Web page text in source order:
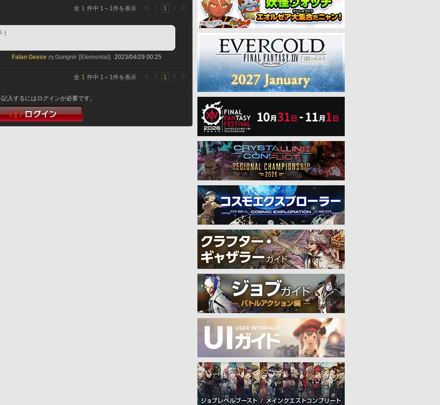
全 1 件中 1 ～ 1件を表示 1
Falan Geese Gungnir [Elemental] 2023/04/29 00:25
全 1 件中 1 ～ 1件を表示 1
入するにはログインが必要です。